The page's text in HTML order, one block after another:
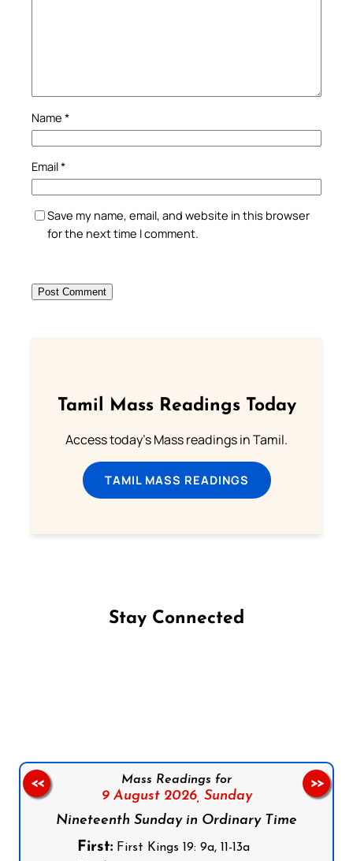
Name *
Email*
Save my name, email, and website in this browser
for the next time I comment.
Tamil Mass Readings Today
Access today's Mass readings in Tamil.
TAMIL MASS READINGS
Stay Connected
Mass Readings for
9 August 2026, Sunday
Nineteenth Sunday in Ordinary Time
First: First Kings 19: 9a, 11-13a
<< >>